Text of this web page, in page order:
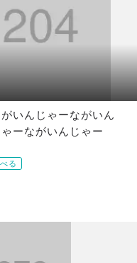
いんじゃーながいん
ーながいんじゃー
る